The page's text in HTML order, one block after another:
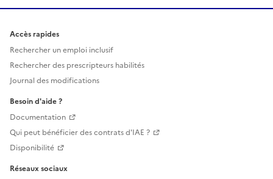
Accès rapides
Rechercher un emploi inclusif
Rechercher des prescripteurs habilités
Journal des modifications
Besoin d'aide ?
Documentation
Qui peut bénéficier des contrats d'IAE ?
Disponibilité
Réseaux sociaux